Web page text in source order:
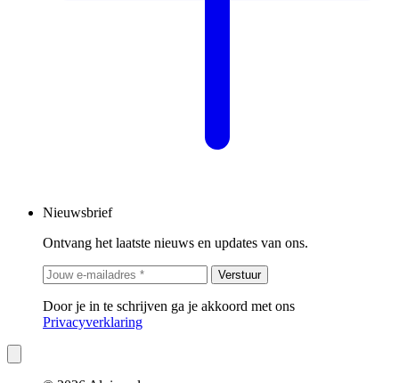
Nieuwsbrief
Ontvang het laatste nieuws en updates van ons.
Verstuur
Door je in te schrijven ga je akkoord met ons
Privacyverklaring